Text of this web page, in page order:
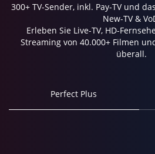
300+ TV-Sender, inkl. Pay-TV und
New-TV &
Erleben Sie Live-TV, HD-
Streaming von 40.000+ Filmen
überall.
Perfect Plus